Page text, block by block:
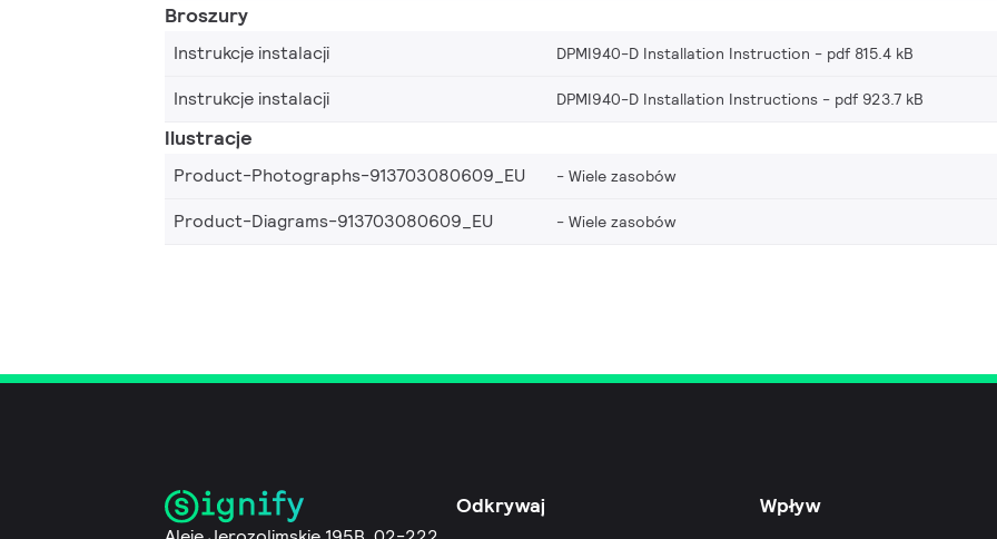
Broszury
Instrukcje instalacji DPMI940-D Installation Instruction pdf 815.4 kB
Instrukcje instalacji
DPMI940-D Installation Instructions pdf 923.7 kB
Ilustracje
Product-Photographs-913703080609_EU Wiele zasobów
Product-Diagrams-913703080609_EU
Wiele zasobów
Odkrywaj Wpływ